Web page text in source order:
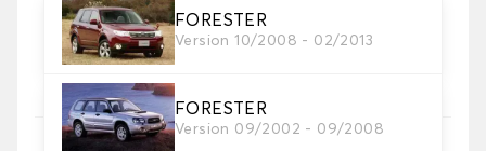
FORESTER
Version 10/2008 - 02/2013
FORESTER
Version 09/2002 - 09/2008
2. Finishing Schneesocke
Wählen Sie die passenden Schneesocken für Ihre
Bedürfnisse.
3. Dimensionen